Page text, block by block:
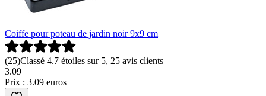
Coiffe pour poteau de jardin noir 9x9 cm
(25)Classé 4.7 étoiles sur 5, 25 avis clients
3.09
Prix : 3.09 euros